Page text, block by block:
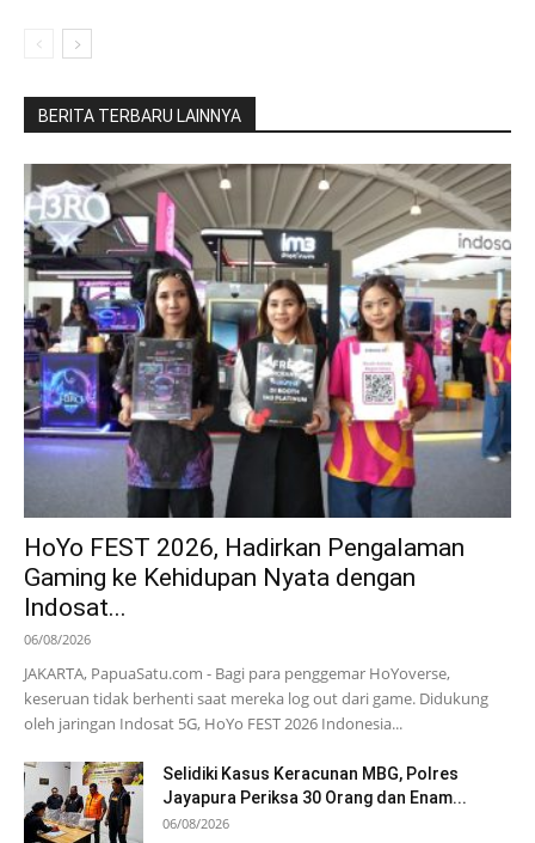
BERITA TERBARU LAINNYA
HoYo FEST 2026, Hadirkan Pengalaman
Gaming ke Kehidupan Nyata dengan
Indosat...
06/08/2026
JAKARTA, PapuaSatu.com - Bagi para penggemar HoYoverse,
keseruan tidak berhenti saat mereka log out dari game. Didukung
oleh jaringan Indosat 5G, HoYo FEST 2026 Indonesia...
Selidiki Kasus Keracunan MBG, Polres
Jayapura Periksa 30 Orang dan Enam...
06/08/2026